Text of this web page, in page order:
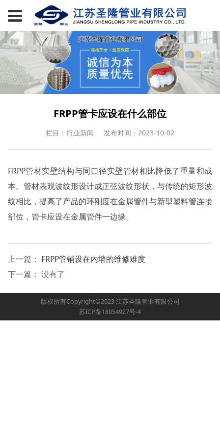
FRPP管卡应设在什么部位
栏目：行业新闻 发布时间：2023-10-02
FRPP管材实壁结构与同口径实壁管材相比降低了重量和成
本。管材表观波纹形设计成正弦波纹形状，与传统的矩形波
纹相比，提高了产品的环刚度在金属管件与新型塑料管连接
部位，管卡应设在金属管件一边缘。
上一篇： FRPP管铺设在内墙的维修难度
下一篇： 没有了
版权所有Copyright©2023 江苏圣隆管业有限公司
苏ICP备18054927号-4